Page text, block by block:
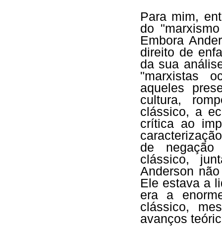
Para mim,
do
Embora
direito de
da sua
"marxistas
aqueles
cultura,
clássico, a
crítica ao
de
clássico,
Anderson
Ele estava a
era a
clássico,
avanços